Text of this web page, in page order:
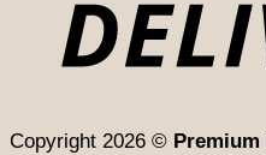
Copyright 2026 ©